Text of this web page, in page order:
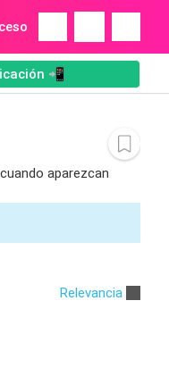
📲
aparezcan
Relevancia